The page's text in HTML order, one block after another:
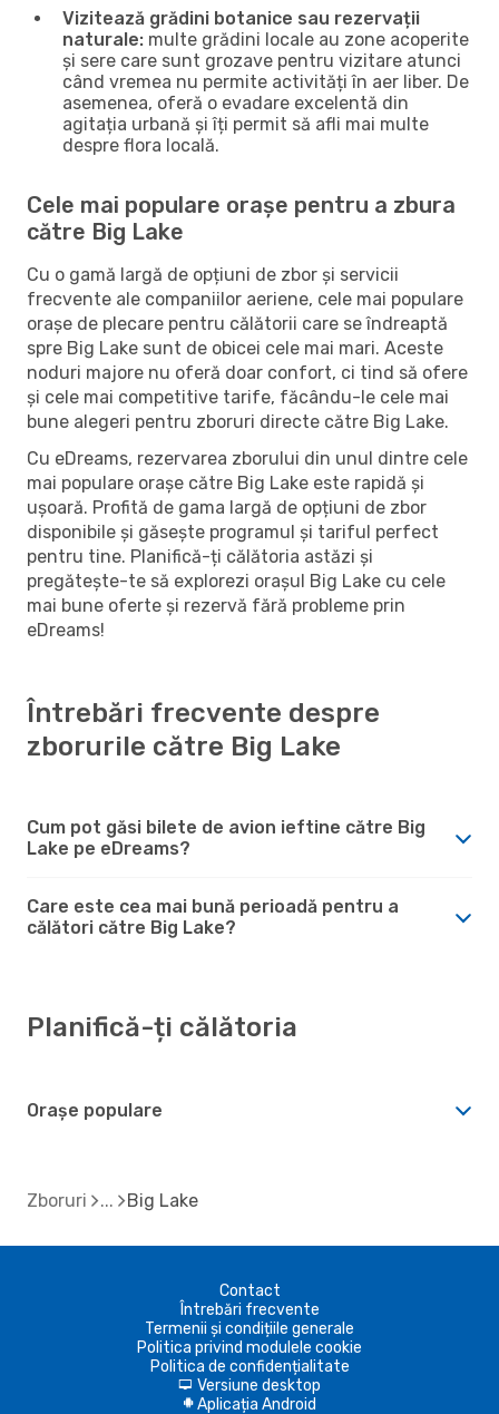
Vizitează grădini botanice sau rezervații
naturale: multe grădini locale au zone acoperite
și sere care sunt grozave pentru vizitare atunci
când vremea nu permite activități în aer liber. De
asemenea, oferă o evadare excelentă din
agitația urbană și îți permit să afli mai multe
despre flora locală.
Cele mai populare orașe pentru a zbura
către Big Lake
Cu o gamă largă de opțiuni de zbor și servicii
frecvente ale companiilor aeriene, cele mai populare
orașe de plecare pentru călătorii care se îndreaptă
spre Big Lake sunt de obicei cele mai mari. Aceste
noduri majore nu oferă doar confort, ci tind să ofere
și cele mai competitive tarife, făcându-le cele mai
bune alegeri pentru zboruri directe către Big Lake.
Cu eDreams, rezervarea zborului din unul dintre cele
mai populare orașe către Big Lake este rapidă și
ușoară. Profită de gama largă de opțiuni de zbor
disponibile și găsește programul și tariful perfect
pentru tine. Planifică-ți călătoria astăzi și
pregătește-te să explorezi orașul Big Lake cu cele
mai bune oferte și rezervă fără probleme prin
eDreams!
Întrebări frecvente despre
zborurile către Big Lake
Cum pot găsi bilete de avion ieftine către Big
Lake pe eDreams?
Care este cea mai bună perioadă pentru a
călători către Big Lake?
Planifică-ți călătoria
Orașe populare
Zboruri Big Lake
Contact
Întrebări frecvente
Termenii și condițiile generale
Politica privind modulele cookie
Politica de confidențialitate
d Versiune desktop
A Aplicația Android